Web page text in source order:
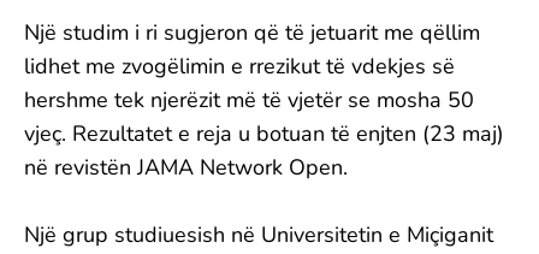
Një studim i ri sugjeron që të jetuarit me qëllim
lidhet me zvogëlimin e rrezikut të vdekjes së
hershme tek njerëzit më të vjetër se mosha 50
vjeç. Rezultatet e reja u botuan të enjten (23 maj)
në revistën JAMA Network Open.
Një grup studiuesish në Universitetin e Miçiganit